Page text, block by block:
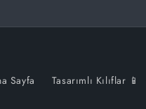
Sayfa Tasarımlı Kılıflar 📱